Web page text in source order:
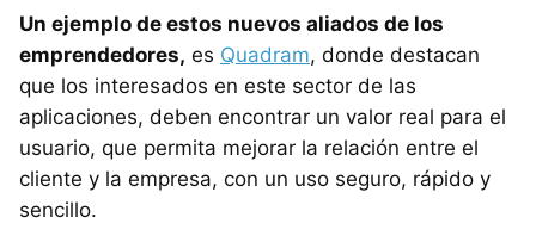
Un ejemplo de estos nuevos aliados de los
emprendedores, es Quadram, donde destacan
que los interesados en este sector de las
aplicaciones, deben encontrar un valor real para el
usuario, que permita mejorar la relación entre el
cliente y la empresa, con un uso seguro, rápido y
sencillo.